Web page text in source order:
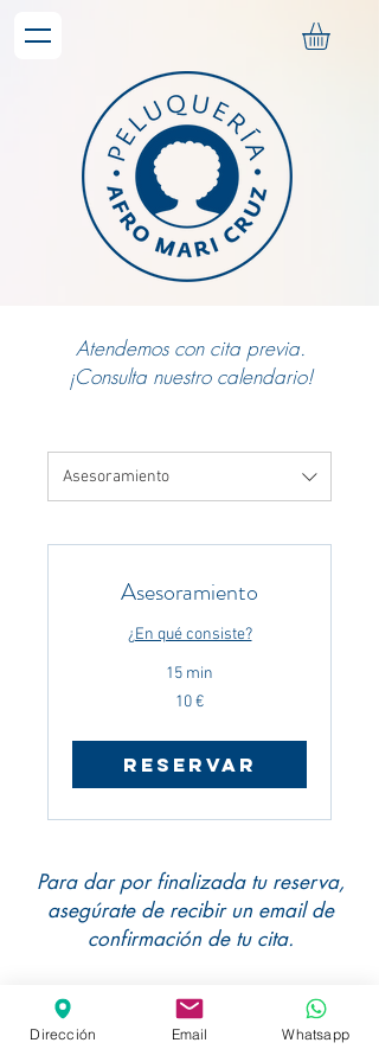
Atendemos con cita previa.
¡Consulta nuestro calendario!
Asesoramiento
Asesoramiento
¿En qué consiste?
15 min
10 €
Reservar
Para dar por finalizada tu reserva,
asegúrate de recibir un email de
confirmación de tu cita.
Dirección Email Whatsapp